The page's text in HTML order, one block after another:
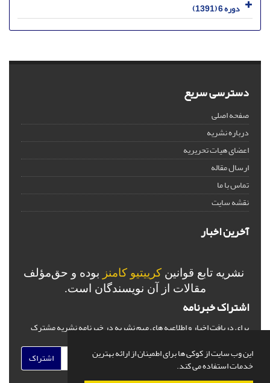
این وب سایت از کوکی ها برای اطمینان از ارائه بهترین
خدمات استفاده می کند.
دوره 6 (1391)
دسترسی سریع
صفحه اصلی
درباره نشریه
اعضای هیات تحریریه
ارسال مقاله
تماس با ما
نقشه سایت
آخرین اخبار
نشریه تابع قوانین کرییتیو کامنز بوده و حق‌مؤلف
مقالات از آن نویسندگان است.
اشتراک خبرنامه
برای دریافت اخبار و اطلاعیه های مهم نشریه در خبرنامه نشریه مشترک
اشتراک